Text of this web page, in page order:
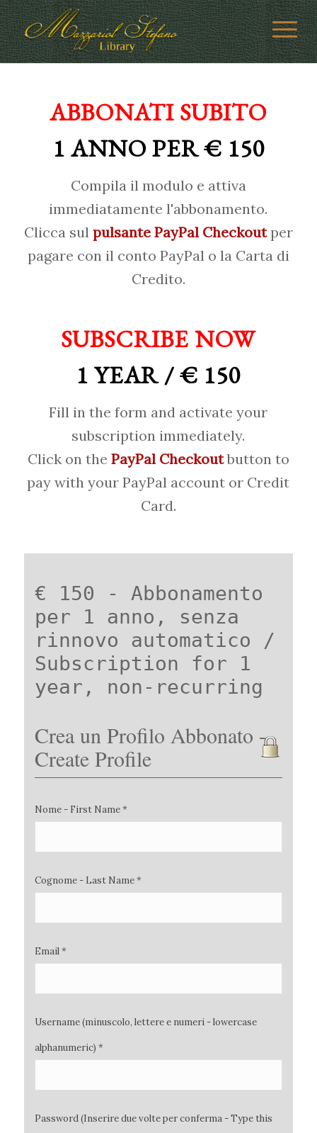
ABBONATI SUBITO
1 ANNO PER € 150
Compila il modulo e attiva
immediatamente l'abbonamento.
Clicca sul pulsante PayPal Checkoutper
pagare con il conto PayPal o la Carta di
Credito.
SUBSCRIBE NOW
1 YEAR / € 150
Fill in the form and activate your
subscription immediately.
Click on the PayPal Checkoutbutton to
pay with your PayPal account or Credit
Card.
€ 150 - Abbonamento
per 1 anno, senza
rinnovo automatico /
Subscription for 1
year, non-recurring
Crea un Profilo Abbonato -
Create Profile
Nome - First Name *
Cognome - Last Name *
Email *
Username (minuscolo, lettere e numeri - lowercase
alphanumeric) *
Password (Inserire due volte per conferma - Type this